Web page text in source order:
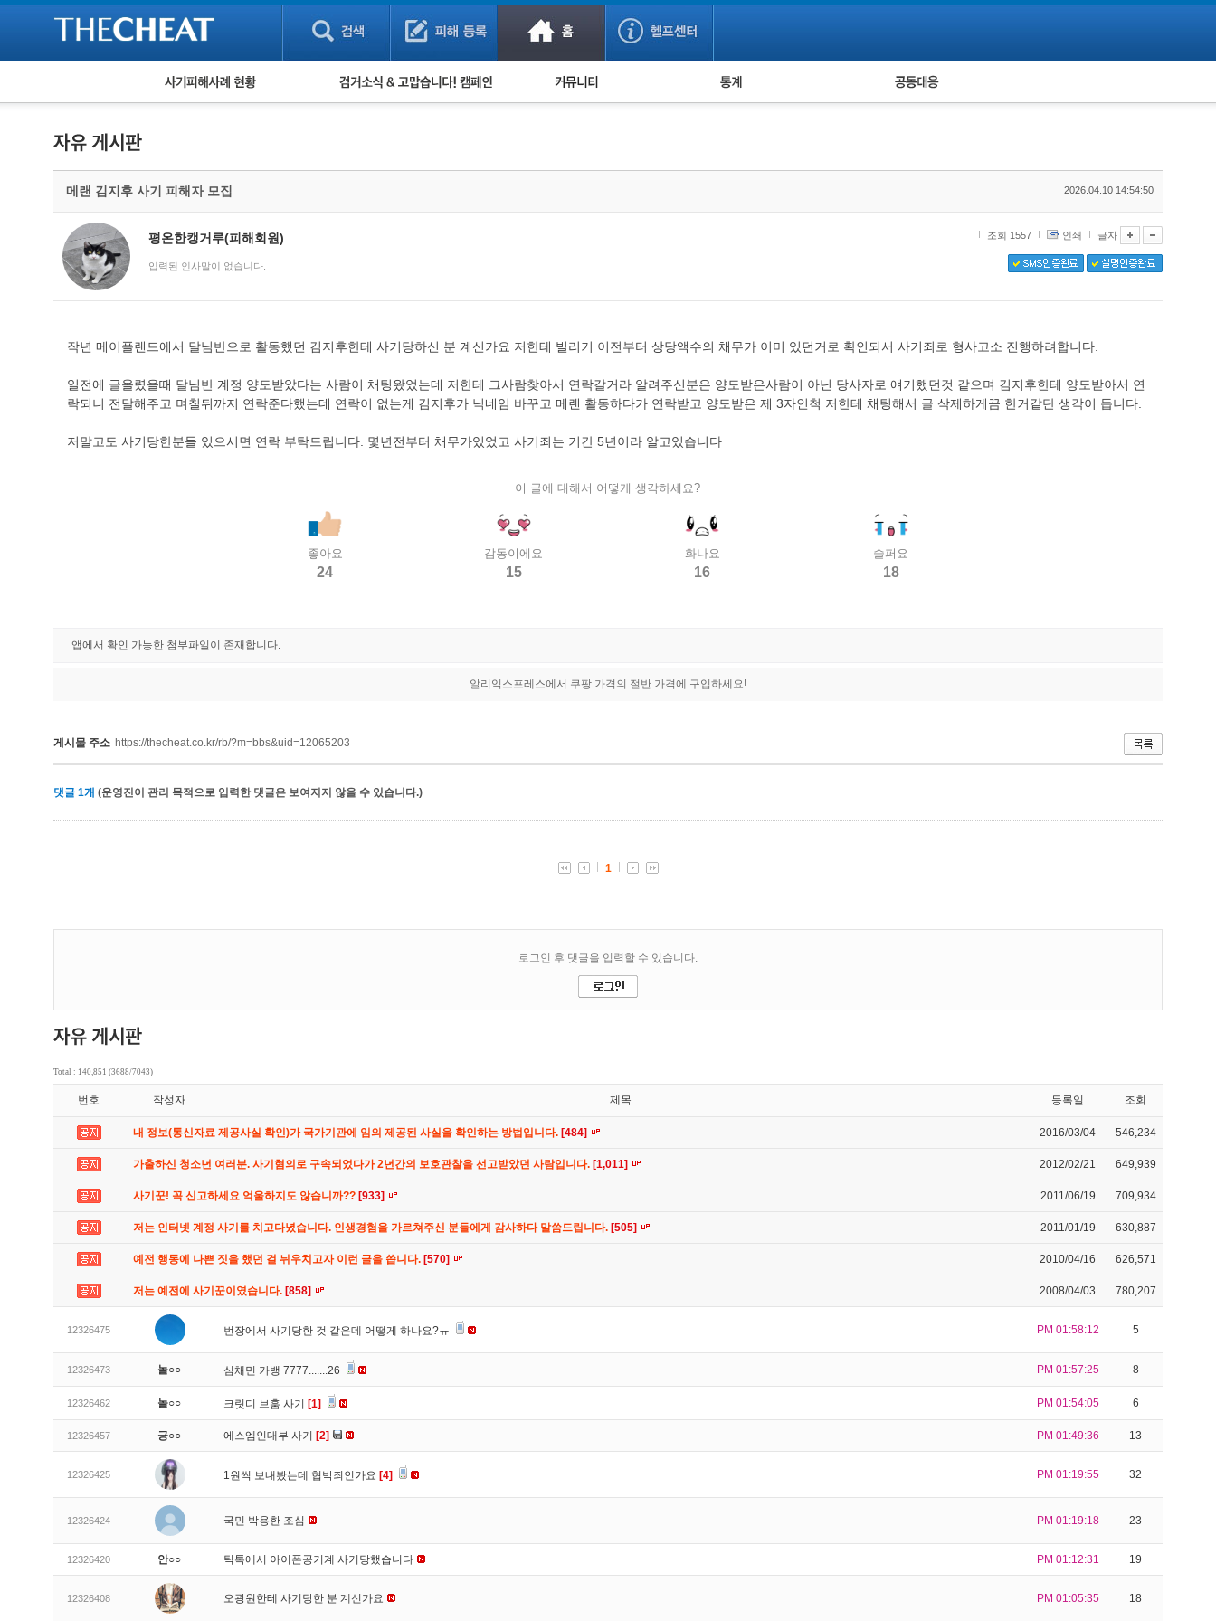
피해사례 현황
보이스피싱 피해사례
유해사이트 목록
비공개 피해사례
워킹홀리데이 피해사례
검거 소식 사기 예방했어요! 누적 피해사례 통계 피해자 공동대응
메랜 김지후 사기 피해자 모집 2026.04.10 14:54:50
평온한캥거루(피해회원)
입력된 인사말이 없습니다.
조회 1557 인쇄 글자
작년 메이플랜드에서 달님반으로 활동했던 김지후한테 사기당하신 분 계신가요 저한테 빌리기 이전부터 상당액수의 채무가 이미 있던거로 확인되서 사기죄로 형사고소 진행하려합니다.
일전에 글올렸을때 달님반 계정 양도받았다는 사람이 채팅왔었는데 저한테 그사람찾아서 연락갈거라 알려주신분은 양도받은사람이 아닌 당사자로 얘기했던것 같으며 김지후한테 양도받아서 연
락되니 전달해주고 며칠뒤까지 연락준다했는데 연락이 없는게 김지후가 닉네임 바꾸고 메랜 활동하다가 연락받고 양도받은 제 3자인척 저한테 채팅해서 글 삭제하게끔 한거같단 생각이 듭니다.
저말고도 사기당한분들 있으시면 연락 부탁드립니다. 몇년전부터 채무가있었고 사기죄는 기간 5년이라 알고있습니다
이 글에 대해서 어떻게 생각하세요?
좋아요
24
감동이에요
15
화나요
16
슬퍼요
18
앱에서 확인 가능한 첨부파일이 존재합니다.
알리익스프레스에서 쿠팡 가격의 절반 가격에 구입하세요!
게시물 주소 https://thecheat.co.kr/rb/?m=bbs&uid=12065203
댓글 1개 (운영진이 관리 목적으로 입력한 댓글은 보여지지 않을 수 있습니다.)
Total : 140,851 (3688/7043)
번호 작성자 제목 등록일 조회
내 정보(통신자료 제공사실 확인)가 국가기관에 임의 제공된 사실을 확인하는 방법입니다. [484] 2016/03/04 546,234
가출하신 청소년 여러분. 사기혐의로 구속되었다가 2년간의 보호관찰을 선고받았던 사람입니다. [1,011] 2012/02/21 649,939
사기꾼! 꼭 신고하세요 억울하지도 않습니까?? [933] 2011/06/19 709,934
저는 인터넷 계정 사기를 치고다녔습니다. 인생경험을 가르쳐주신 분들에게 감사하다 말씀드립니다. [505] 2011/01/19 630,887
예전 행동에 나쁜 짓을 했던 걸 뉘우치고자 이런 글을 씁니다. [570] 2010/04/16 626,571
저는 예전에 사기꾼이였습니다. [858] 2008/04/03 780,207
12326475 번장에서 사기당한 것 같은데 어떻게 하나요?ㅠ PM 01:58:12 5
12326473 놀○○ 심채민 카뱅 7777.......26 PM 01:57:25 8
12326462 놀○○ 크릿디 브훔 사기 [1] PM 01:54:05 6
12326457 긍○○ 에스엠인대부 사기 [2] PM 01:49:36 13
12326425 1원씩 보내봤는데 협박죄인가요 [4] PM 01:19:55 32
12326424 국민 박용한 조심 PM 01:19:18 23
12326420 안○○ 틱톡에서 아이폰공기계 사기당했습니다 PM 01:12:31 19
12326408 오광원한테 사기당한 분 계신가요 PM 01:05:35 18